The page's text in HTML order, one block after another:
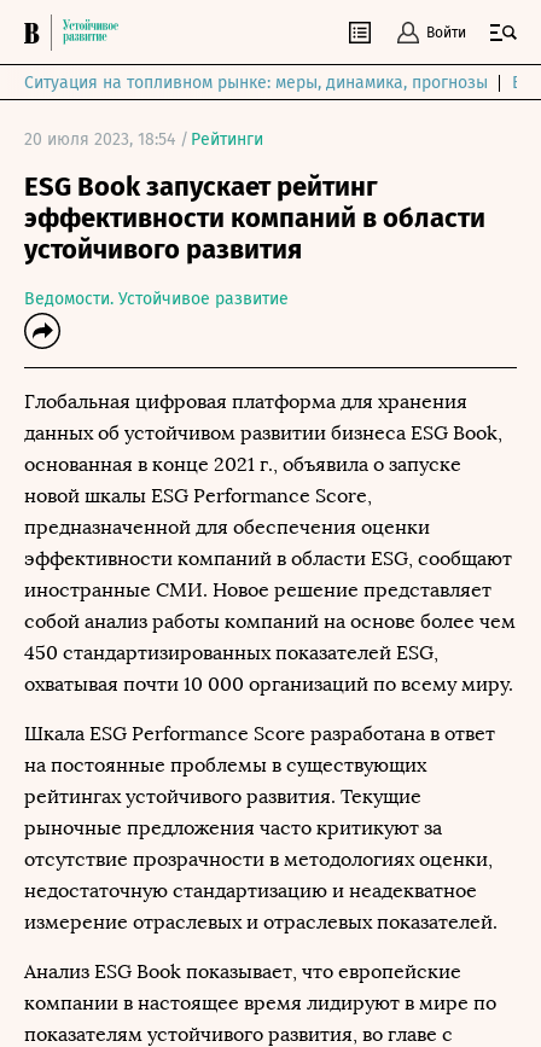
Войти
Ситуация на топливном рынке: меры, динамика, прогнозы
20 июля 2023, 18:54 / Рейтинги
ESG Book запускает рейтинг
эффективности компаний в области
устойчивого развития
Ведомости. Устойчивое развитие
Глобальная цифровая платформа для хранения
данных об устойчивом развитии бизнеса ESG Book,
основанная в конце 2021 г., объявила о запуске
новой шкалы ESG Performance Score,
предназначенной для обеспечения оценки
эффективности компаний в области ESG, сообщают
иностранные СМИ. Новое решение представляет
собой анализ работы компаний на основе более чем
450 стандартизированных показателей ESG,
охватывая почти 10 000 организаций по всему миру.
Шкала ESG Performance Score разработана в ответ
на постоянные проблемы в существующих
рейтингах устойчивого развития. Текущие
рыночные предложения часто критикуют за
отсутствие прозрачности в методологиях оценки,
недостаточную стандартизацию и неадекватное
измерение отраслевых и отраслевых показателей.
Анализ ESG Book показывает, что европейские
компании в настоящее время лидируют в мире по
показателям устойчивого развития, во главе с